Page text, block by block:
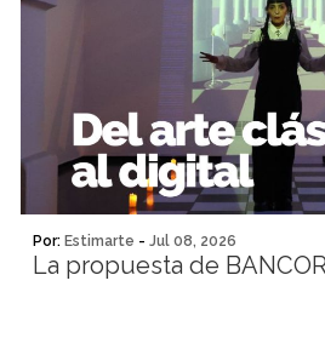
Por: Estimarte - Jul 08, 2026
La propuesta de